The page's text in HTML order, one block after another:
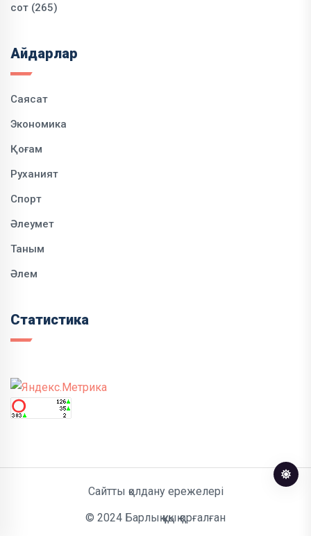
сот (265)
Айдарлар
Саясат
Экономика
Қоғам
Руханият
Спорт
Әлеумет
Таным
Әлем
Статистика
Сайтты қолдану ережелері
© 2024 Барлық құқық қорғалған